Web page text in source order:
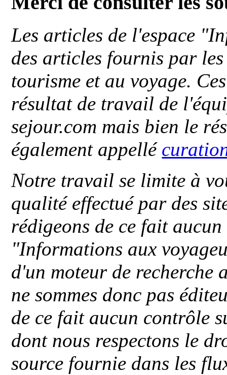
Les articles de l'espace
des articles fournis par
tourisme et au voyage.
résultat de travail de
sejour.com mais bien le
également appellé
Notre travail se limite à
qualité effectué par des
rédigeons de ce fait
"Informations aux
d'un moteur de recherche
ne sommes donc pas
de ce fait aucun contrôle
dont nous respectons le
source fournie dans les